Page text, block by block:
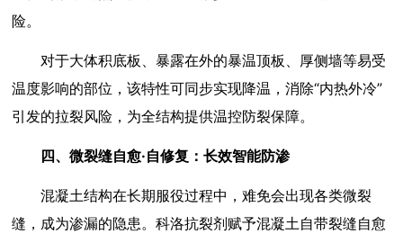
险。
对于大体积底板、暴露在外的暴温顶板、厚侧墙等易受
温度影响的部位，该特性可同步实现降温，消除“内热外冷”
引发的拉裂风险，为全结构提供温控防裂保障。
四、微裂缝自愈·自修复：长效智能防渗
混凝土结构在长期服役过程中，难免会出现各类微裂
缝，成为渗漏的隐患。科洛抗裂剂赋予混凝土自带裂缝自愈